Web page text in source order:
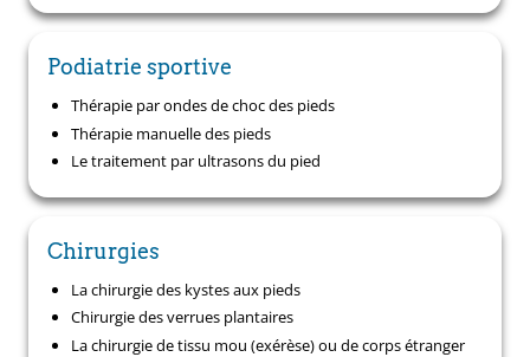
Podiatrie sportive
Thérapie par ondes de choc des pieds
Thérapie manuelle des pieds
Le traitement par ultrasons du pied
Chirurgies
La chirurgie des kystes aux pieds
Chirurgie des verrues plantaires
La chirurgie de tissu mou (exérèse) ou de corps étranger